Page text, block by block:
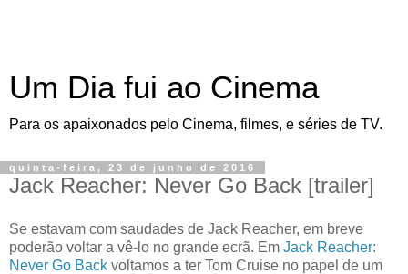
Um Dia fui ao Cinema
Para os apaixonados pelo Cinema, filmes, e séries de TV.
quinta-feira, 23 de junho de 2016
Jack Reacher: Never Go Back [trailer]
Se estavam com saudades de Jack Reacher, em breve
poderão voltar a vê-lo no grande ecrã. Em Jack Reacher:
Never Go Back voltamos a ter Tom Cruise no papel de um